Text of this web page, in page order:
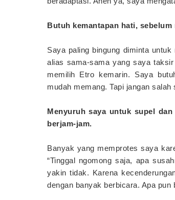
Butuh kemantapan hati,
Saya paling bingung diminta
alias sama-sama yang saya
memilih Etro kemarin. Saya
mudah memang. Tapi jangan
Menyuruh saya untuk supel
berjam-jam.
Banyak yang memprotes saya
“Tinggal ngomong saja, apa
yakin tidak. Karena
dengan banyak berbicara. Apa